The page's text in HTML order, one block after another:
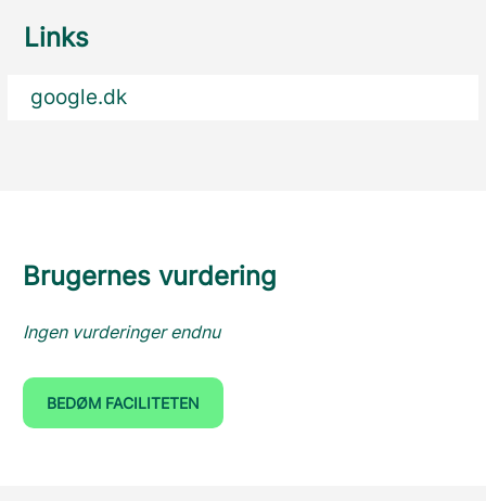
Links
google.dk
Brugernes vurdering
Ingen vurderinger endnu
BEDØM FACILITETEN